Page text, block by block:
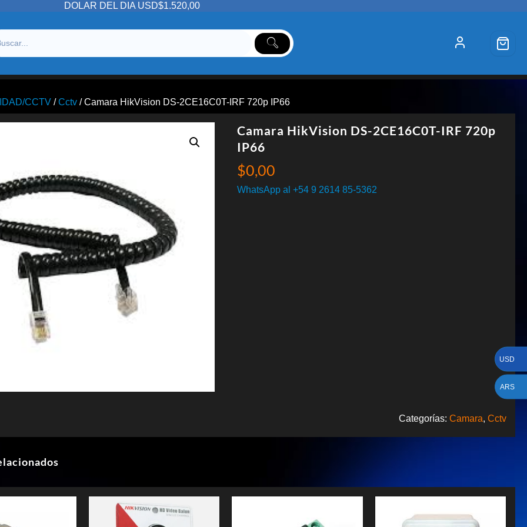
DOLAR DEL DIA USD$1.520,00
CCTV /Cctv / Camara HikVision DS-2CE16C0T-IRF 720p IP66
Camara HikVision DS-2CE16C0T-IRF 720p
IP66
$0,00
WhatsApp al +54 9 2614 85-5362
Categorías: Camara, Cctv
USD
ARS